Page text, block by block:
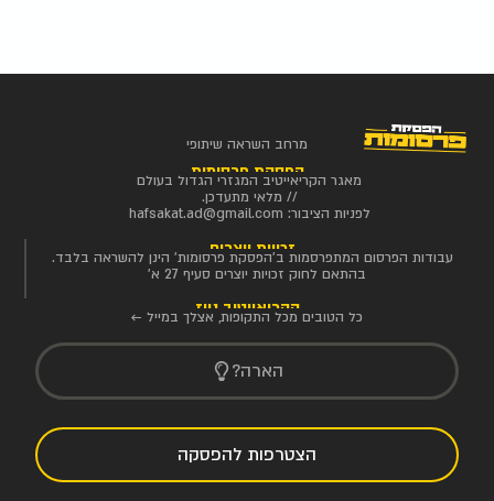
מרחב השראה שיתופי
הפסקת פרסומות
מאגר הקריאייטיב המגזרי הגדול בעולם
// מלאי מתעדכן.
לפניות הציבור: hafsakat.ad@gmail.com
זכויות יוצרים
עבודות הפרסום המתפרסמות ב'הפסקת פרסומות' הינן להשראה בלבד.
בהתאם לחוק זכויות יוצרים סעיף 27 א'
הקריאייטיב ניוז
כל הטובים מכל התקופות, אצלך במייל ←
הארה?
הצטרפות להפסקה